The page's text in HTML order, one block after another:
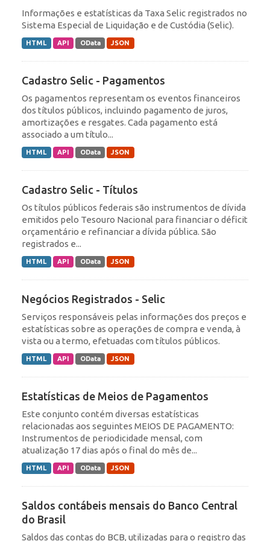
Informações e estatísticas da Taxa Selic registrados no
Sistema Especial de Liquidação e de Custódia (Selic).
HTML API OData JSON
Cadastro Selic - Pagamentos
Os pagamentos representam os eventos financeiros
dos títulos públicos, incluindo pagamento de juros,
amortizações e resgates. Cada pagamento está
associado a um título...
HTML API OData JSON
Cadastro Selic - Títulos
Os títulos públicos federais são instrumentos de dívida
emitidos pelo Tesouro Nacional para financiar o déficit
orçamentário e refinanciar a dívida pública. São
registrados e...
HTML API OData JSON
Negócios Registrados - Selic
Serviços responsáveis pelas informações dos preços e
estatísticas sobre as operações de compra e venda, à
vista ou a termo, efetuadas com títulos públicos.
HTML API OData JSON
Estatísticas de Meios de Pagamentos
Este conjunto contém diversas estatísticas
relacionadas aos seguintes MEIOS DE PAGAMENTO:
Instrumentos de periodicidade mensal, com
atualização 17 dias após o final do mês de...
HTML API OData JSON
Saldos contábeis mensais do Banco Central
do Brasil
Saldos das contas do BCB, utilizadas para o registro das